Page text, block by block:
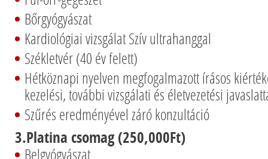
Bőrgyógyászat
Kardiológiai vizsgálat Szív ultrahanggal
Székletvér (40 év felett)
Hétköznapi nyelven megfogalmazott írásos
kezelési, további vizsgálati és életvezetési
Szűrés eredményével záró konzultáció
3.Platina csomag (250,000Ft)
Belgyógyászat